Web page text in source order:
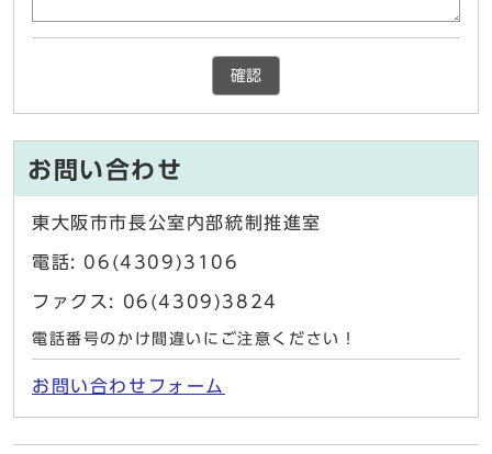
確認
お問い合わせ
東大阪市市長公室内部統制推進室
電話: 06(4309)3106
ファクス: 06(4309)3824
電話番号のかけ間違いにご注意ください！
お問い合わせフォーム